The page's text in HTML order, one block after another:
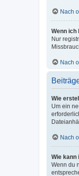
Nach
Wenn ich
Nur
Nach
Wie
Um ein
Nach
Wie kann
Wenn du